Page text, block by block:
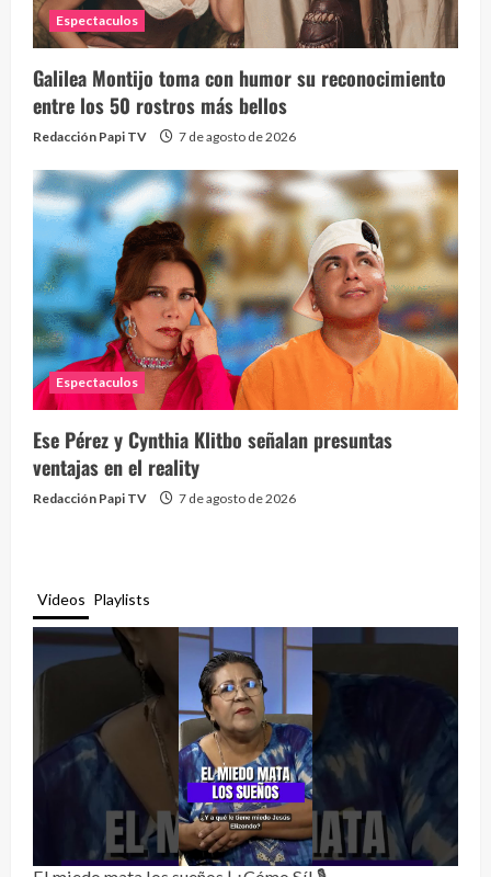
Espectaculos
Galilea Montijo toma con humor su reconocimiento
entre los 50 rostros más bellos
Redacción Papi TV 7 de agosto de 2026
Espectaculos
Ese Pérez y Cynthia Klitbo señalan presuntas
ventajas en el reality
Redacción Papi TV 7 de agosto de 2026
Videos Playlists